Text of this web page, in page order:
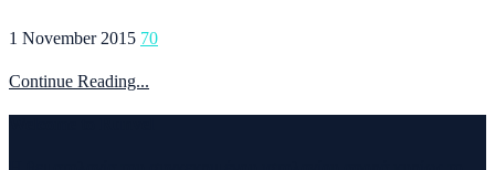
1 November 2015 70
Continue Reading...